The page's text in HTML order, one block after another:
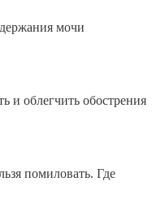
мочи
и облегчить обострения
помиловать. Где